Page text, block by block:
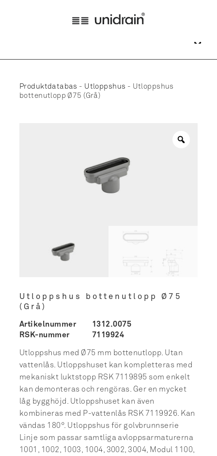
Produktdatabas - Utloppshus - Utloppshus
bottenutlopp Ø75 (Grå)
Utloppshus bottenutlopp Ø75
(Grå)
Artikelnummer
1312.0075
RSK-nummer
7119924
Utloppshus med Ø75 mm bottenutlopp. Utan
vattenlås. Utloppshuset kan kompletteras med
mekaniskt luktstopp RSK 7119895 som enkelt
kan demonteras och rengöras. Ger en mycket
låg bygghöjd. Utloppshuset kan även
kombineras med P-vattenlås RSK 7119926. Kan
vändas 180°. Utloppshus för golvbrunnserie
Linje som passar samtliga avloppsarmaturerna
1001, 1002, 1003, 1004, 3002, 3004, Modul 1100,